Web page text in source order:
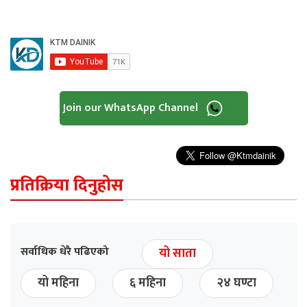
Join our WhatsApp Channel
प्रतिक्रिया दिनुहोस
सर्वाधिक धेरै पढिएको
यो साता
यो महिना
६ महिना २४ घण्टा